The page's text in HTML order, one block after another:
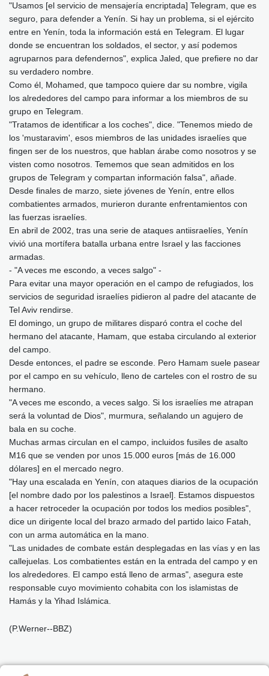
"Usamos [el servicio de mensajería encriptada] Telegram, que es
seguro, para defender a Yenín. Si hay un problema, si el ejército
entre en Yenín, toda la información está en Telegram. El lugar
donde se encuentran los soldados, el sector, y así podemos
agruparnos para defendernos", explica Jaled, que prefiere no dar
su verdadero nombre.
Como él, Mohamed, que tampoco quiere dar su nombre, vigila
los alrededores del campo para informar a los miembros de su
grupo en Telegram.
"Tratamos de identificar a los coches", dice. "Tenemos miedo de
los 'mustaravim', esos miembros de las unidades israelíes que
fingen ser de los nuestros, que hablan árabe como nosotros y se
visten como nosotros. Tememos que sean admitidos en los
grupos de Telegram y compartan información falsa", añade.
Desde finales de marzo, siete jóvenes de Yenín, entre ellos
combatientes armados, murieron durante enfrentamientos con
las fuerzas israelíes.
En abril de 2002, tras una serie de ataques antiisraelíes, Yenín
vivió una mortífera batalla urbana entre Israel y las facciones
armadas.
- "A veces me escondo, a veces salgo" -
Para evitar una mayor operación en el campo de refugiados, los
servicios de seguridad israelíes pidieron al padre del atacante de
Tel Aviv rendirse.
El domingo, un grupo de militares disparó contra el coche del
hermano del atacante, Hamam, que estaba circulando al exterior
del campo.
Desde entonces, el padre se esconde. Pero Hamam suele pasear
por el campo en su vehículo, lleno de carteles con el rostro de su
hermano.
"A veces me escondo, a veces salgo. Si los israelíes me atrapan
será la voluntad de Dios", murmura, señalando un agujero de
bala en su coche.
Muchas armas circulan en el campo, incluidos fusiles de asalto
M16 que se venden por unos 15.000 euros [más de 16.000
dólares] en el mercado negro.
"Hay una escalada en Yenín, con ataques diarios de la ocupación
[el nombre dado por los palestinos a Israel]. Estamos dispuestos
a hacer retroceder la ocupación por todos los medios posibles",
dice un dirigente local del brazo armado del partido laico Fatah,
con un arma automática en la mano.
"Las unidades de combate están desplegadas en las vías y en las
callejuelas. Los combatientes están en la entrada del campo y en
los alrededores. El campo está lleno de armas", asegura este
responsable cuyo movimiento cohabita con los islamistas de
Hamás y la Yihad Islámica.
(P.Werner--BBZ)